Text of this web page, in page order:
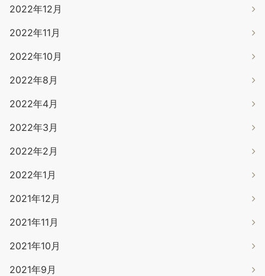
2022年12月
2022年11月
2022年10月
2022年8月
2022年4月
2022年3月
2022年2月
2022年1月
2021年12月
2021年11月
2021年10月
2021年9月